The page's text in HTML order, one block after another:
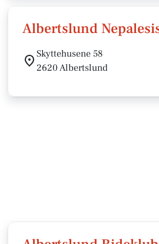
Albertslund
Skyttehusene 58
2620 Albertslund